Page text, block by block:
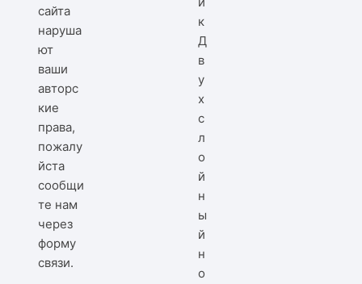
сайта
наруша
ют
ваши
авторс
кие
права,
пожалу
йста
сообщи
те нам
через
форму
связи.
Д
в
у
х
с
л
о
й
н
ы
й
н
о